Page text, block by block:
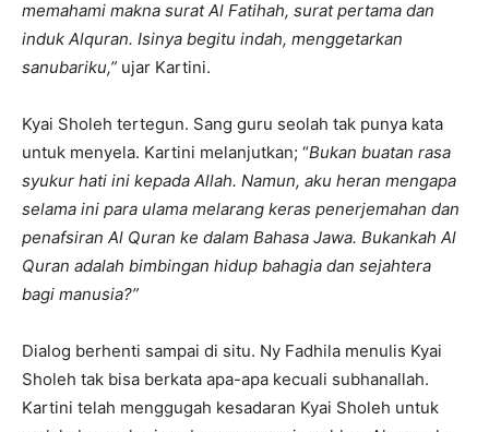
memahami makna surat Al Fatihah, surat pertama dan
induk Alquran. Isinya begitu indah, menggetarkan
sanubariku,” ujar Kartini.
Kyai Sholeh tertegun. Sang guru seolah tak punya kata
untuk menyela. Kartini melanjutkan; “Bukan buatan rasa
syukur hati ini kepada Allah. Namun, aku heran mengapa
selama ini para ulama melarang keras penerjemahan dan
penafsiran Al Quran ke dalam Bahasa Jawa. Bukankah Al
Quran adalah bimbingan hidup bahagia dan sejahtera
bagi manusia?”
Dialog berhenti sampai di situ. Ny Fadhila menulis Kyai
Sholeh tak bisa berkata apa-apa kecuali subhanallah.
Kartini telah menggugah kesadaran Kyai Sholeh untuk